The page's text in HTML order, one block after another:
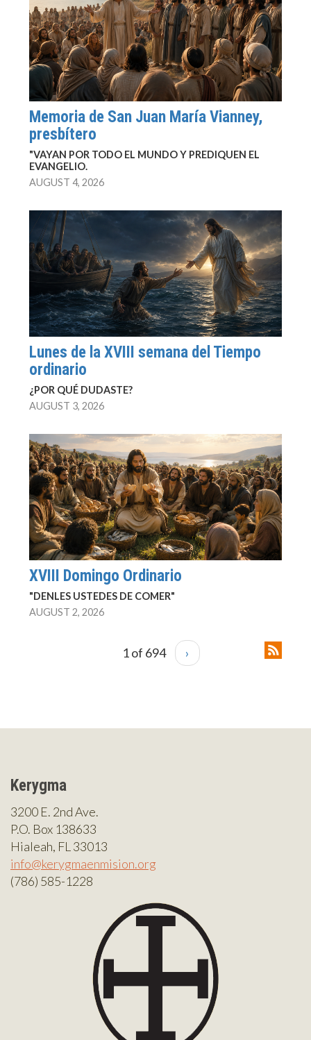
Memoria de San Juan María Vianney,
presbítero
"VAYAN POR TODO EL MUNDO Y PREDIQUEN EL
EVANGELIO.
AUGUST 4, 2026
Lunes de la XVIII semana del Tiempo
ordinario
¿POR QUÉ DUDASTE?
AUGUST 3, 2026
XVIII Domingo Ordinario
"DENLES USTEDES DE COMER"
AUGUST 2, 2026
1 of 694 ›
Kerygma
3200 E. 2nd Ave.
P.O. Box 138633
Hialeah, FL 33013
info@kerygmaenmision.org
(786) 585-1228